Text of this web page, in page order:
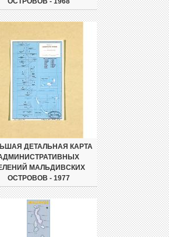
ДЕТАЛЬНАЯ КАРТА
МАЛЬДИВСКИХ
ОСТРОВОВ - 1977